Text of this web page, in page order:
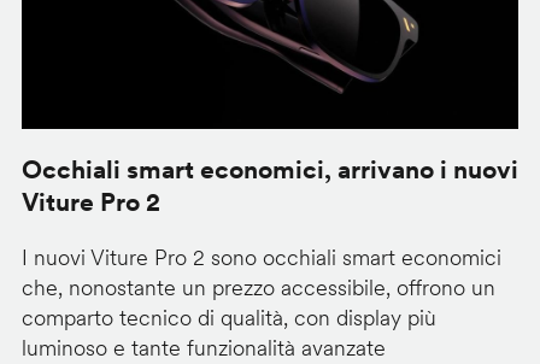
Occhiali smart economici, arrivano i nuovi
Viture Pro 2
I nuovi Viture Pro 2 sono occhiali smart economici
che, nonostante un prezzo accessibile, offrono un
comparto tecnico di qualità, con display più
luminoso e tante funzionalità avanzate